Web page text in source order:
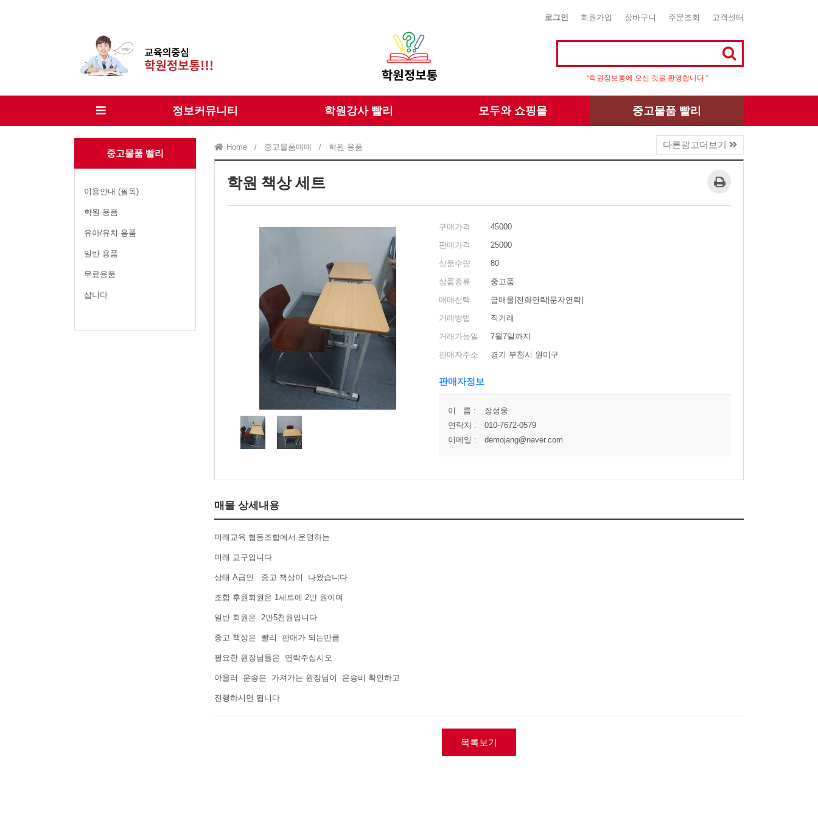
로그인 회원가입 장바구니 주문조회 고객센터
“학원정보통에 오신 것을 환영합니다.”
정보커뮤니티 학원강사 빨리 모두와 쇼핑몰 중고물품 빨리
중고물품 빨리
이용안내 (필독)
학원 용품
유아/유치 용품
일반 용품
무료용품
삽니다
Home / 중고물품매매 / 학원 용품 다른광고더보기
학원 책상 세트
구매가격
45000
판매가격
25000
상품수량
80
상품종류
중고품
매매선택
급매물|전화연락|문자연락|
거래방법
직거래
거래가능일
7월7일까지
판매자주소
경기 부천시 원미구
판매자정보
이 름 :
장성웅
연락처 :
010-7672-0579
이메일 :
demojang@naver.com
매물 상세내용
미래교육 협동조합에서 운영하는
미래 교구입니다
상태 A급인 중고 책상이 나왔습니다
조합 후원회원은 1세트에 2만 원이며
일반 회원은 2만5천원입니다
중고 책상은 빨리 판매가 되는만큼
필요한 원장님들은 연락주십시오
아울러 운송은 가져가는 원장님이 운송비 확인하고
진행하시면 됩니다
목록보기